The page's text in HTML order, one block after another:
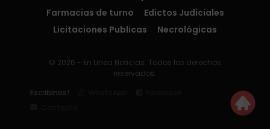
Farmacias de turno
Edictos Judiciales
Licitaciones Publicas
Necrológicas
© 2026 - En Linea Noticias. Todos los derechos
reservados.
Escribinos!